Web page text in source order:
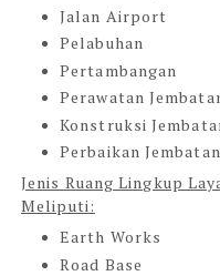
Jalan Airport
Pelabuhan
Pertambangan
Perawatan
Konstruksi
Perbaikan Jembatan
Jenis Ruang Lingkup
Meliputi:
Earth Works
Road Base